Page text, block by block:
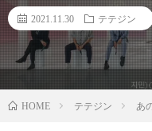
2021.11.30 テテジン
HOME テテジン あ